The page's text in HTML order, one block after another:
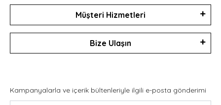
Müşteri Hizmetleri
Bize Ulaşın
Kampanyalarla ve içerik bültenleriyle ilgili e-posta gönderimi